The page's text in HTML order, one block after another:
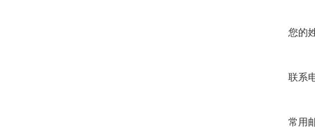
您的
联系
常用